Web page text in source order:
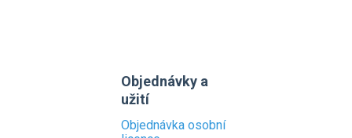
Objednávky a
užití
Objednávka osobní